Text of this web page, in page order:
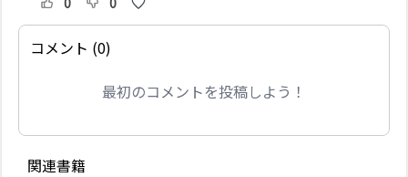
コメント (0)
最初のコメントを投稿しよう！
関連書籍